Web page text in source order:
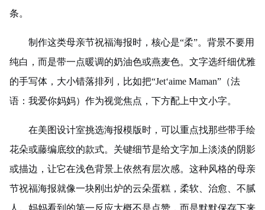
条。
制作这类母亲节祝福海报时，核心是“柔”。背景不要用
纯白，而是带一点暖调的奶油色或燕麦色。文字选纤细优雅
的手写体，大小错落排列，比如把“Jet‘aime Maman”（法
语：我爱你妈妈）作为视觉焦点，下方配上中文小字。
在美图设计室挑选海报模版时，可以重点找那些带手绘
花朵或藤编底纹的款式。关键细节是给文字加上淡淡的阴影
或描边，让它在浅色背景上依然有层次感。这种风格的母亲
节祝福海报就像一块刚出炉的云朵蛋糕，柔软、治愈、不腻
人。妈妈看到的第一反应大概不是点赞，而是默默保存下来